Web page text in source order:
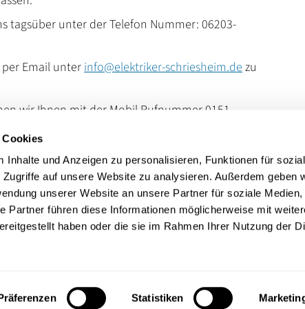
Cookies
Inhalte und Anzeigen zu personalisieren, Funktionen für
auf unsere Website zu analysieren. Außerdem geben
unserer Website an unsere Partner für soziale Medien,
Partner führen diese Informationen möglicherweise mit
haben oder die sie im Rahmen Ihrer Nutzung der
Statistiken
tagsüber unter der Telefon Nummer: 06203-
Email unterinfo@elektriker-schriesheim.de zu
wir Ihnen mit der Mobil Rufnummer 0151-
bietet ebenfalls einen Notdienst unter 0621-